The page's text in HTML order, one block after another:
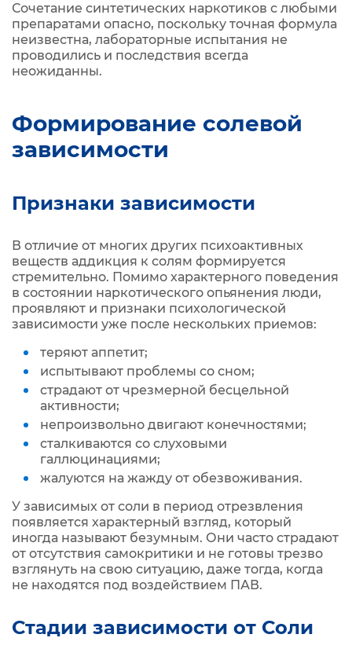
Сочетание синтетических наркотиков с любыми
препаратами опасно, поскольку точная формула
неизвестна, лабораторные испытания не
проводились и последствия всегда
неожиданны.
Формирование солевой
зависимости
Признаки зависимости
В отличие от многих других психоактивных
веществ аддикция к солям формируется
стремительно. Помимо характерного поведения
в состоянии наркотического опьянения люди,
проявляют и признаки психологической
зависимости уже после нескольких приемов:
теряют аппетит;
испытывают проблемы со сном;
страдают от чрезмерной бесцельной
активности;
непроизвольно двигают конечностями;
сталкиваются со слуховыми
галлюцинациями;
жалуются на жажду от обезвоживания.
У зависимых от соли в период отрезвления
появляется характерный взгляд, который
иногда называют безумным. Они часто страдают
от отсутствия самокритики и не готовы трезво
взглянуть на свою ситуацию, даже тогда, когда
не находятся под воздействием ПАВ.
Стадии зависимости от Соли